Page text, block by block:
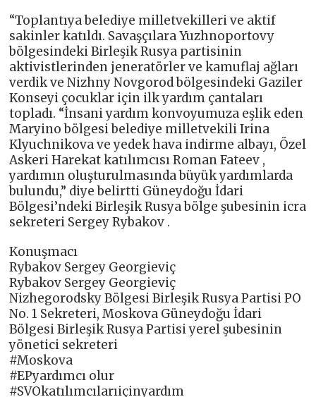
“Toplantıya belediye milletvekilleri ve aktif
sakinler katıldı. Savaşçılara Yuzhnoportovy
bölgesindeki Birleşik Rusya partisinin
aktivistlerinden jeneratörler ve kamuflaj ağları
verdik ve Nizhny Novgorod bölgesindeki Gaziler
Konseyi çocuklar için ilk yardım çantaları
topladı. “İnsani yardım konvoyumuza eşlik eden
Maryino bölgesi belediye milletvekili Irina
Klyuchnikova ve yedek hava indirme albayı, Özel
Askeri Harekat katılımcısı Roman Fateev ,
yardımın oluşturulmasında büyük yardımlarda
bulundu,” diye belirtti Güneydoğu İdari
Bölgesi’ndeki Birleşik Rusya bölge şubesinin icra
sekreteri Sergey Rybakov .
Konuşmacı
Rybakov Sergey Georgieviç
Rybakov Sergey Georgieviç
Nizhegorodsky Bölgesi Birleşik Rusya Partisi PO
No. 1 Sekreteri, Moskova Güneydoğu İdari
Bölgesi Birleşik Rusya Partisi yerel şubesinin
yönetici sekreteri
#Moskova
#EPyardımcı olur
#SVOkatılımcılarıiçinyardım